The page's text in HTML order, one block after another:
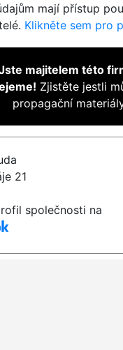
mají přístup
Klikněte sem pro
majitelem této
Zjistěte jestli
propagační
21
společnosti na